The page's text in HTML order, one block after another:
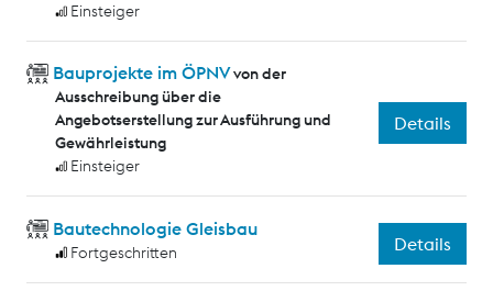
Einsteiger
Bauprojekte im ÖPNVvon der
Ausschreibung über die
Angebotserstellung zur Ausführung und
Gewährleistung
Einsteiger
Details
Bautechnologie Gleisbau
Fortgeschritten Details